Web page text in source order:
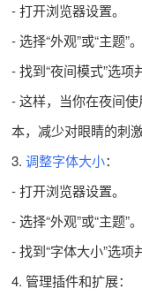
- 打开浏览器设置。
- 选择“外观”或“主题”。
- 找到“夜间模式”选项
- 这样，当你在夜间
本，减少对眼睛的刺激
3. 调整字体大小：
- 打开浏览器设置。
- 选择“外观”或“主题”。
- 找到“字体大小”选项
4. 管理插件和扩展：